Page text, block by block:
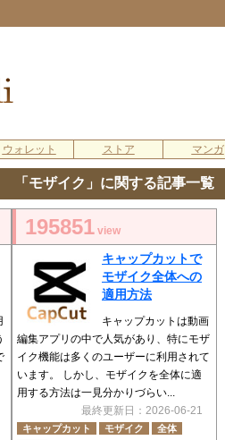
ウォレット ストア マンガ
「モザイク」に関する記事一覧
195851 view
キャップカットで
モザイク全体への
適用方法
キャップカットは動画
編集アプリの中で人気があり、特にモザ
イク機能は多くのユーザーに利用されて
います。 しかし、モザイクを全体に適
用する方法は一見分かりづらい...
最終更新日：2026-06-21
キャップカット モザイク
全体